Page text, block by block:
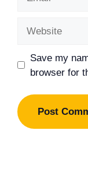
Save my
browser for